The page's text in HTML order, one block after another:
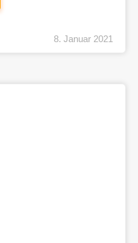
8. Januar 2021